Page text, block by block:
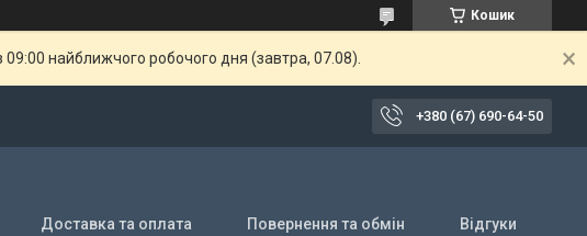
Кошик
найближчого робочого дня (завтра, 07.08).
+380 (67) 690-64-50
Доставка та оплата Повернення та обмін Відгуки